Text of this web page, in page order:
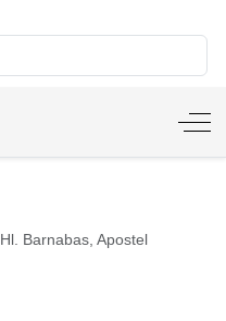
Off-
Hl. Barnabas, Apostel